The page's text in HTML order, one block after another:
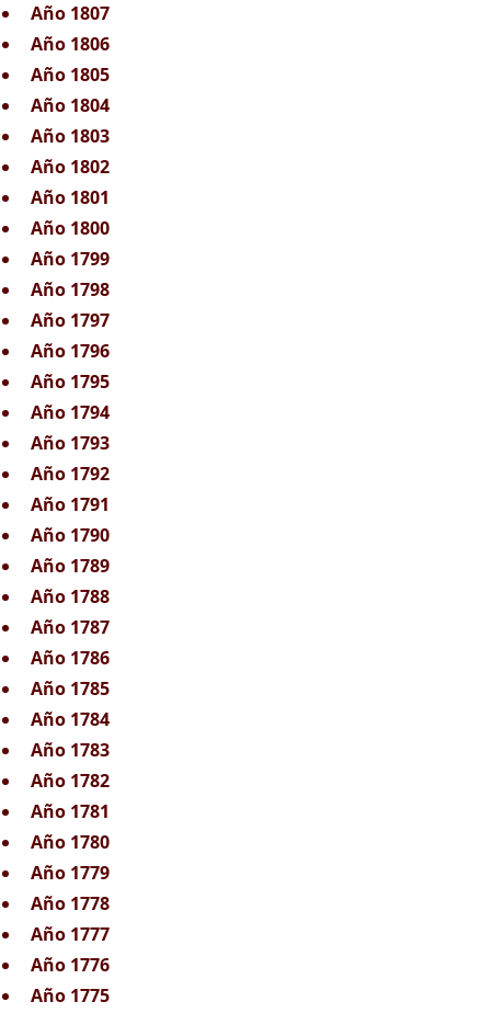
Año 1807
Año 1806
Año 1805
Año 1804
Año 1803
Año 1802
Año 1801
Año 1800
Año 1799
Año 1798
Año 1797
Año 1796
Año 1795
Año 1794
Año 1793
Año 1792
Año 1791
Año 1790
Año 1789
Año 1788
Año 1787
Año 1786
Año 1785
Año 1784
Año 1783
Año 1782
Año 1781
Año 1780
Año 1779
Año 1778
Año 1777
Año 1776
Año 1775